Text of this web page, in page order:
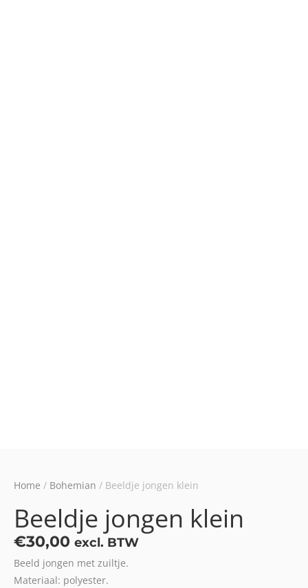
Home / Bohemian / Beeldje jongen klein
Beeldje jongen klein
€30,00 excl. BTW
Beeld jongen met zuiltje.
Materiaal: polyester.